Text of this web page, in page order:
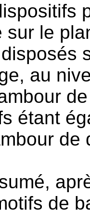
sur le
au
étant
de
de